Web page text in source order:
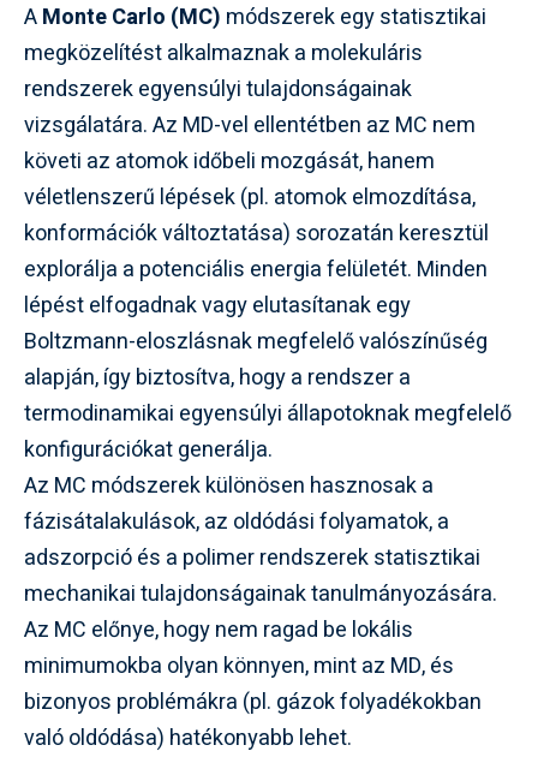
AMonte Carlo (MC) módszerek egy statisztikai
megközelítést alkalmaznak a molekuláris
rendszerek egyensúlyi tulajdonságainak
vizsgálatára. Az MD-vel ellentétben az MC nem
követi az atomok időbeli mozgását, hanem
véletlenszerű lépések (pl. atomok elmozdítása,
konformációk változtatása) sorozatán keresztül
explorálja a potenciális energia felületét. Minden
lépést elfogadnak vagy elutasítanak egy
Boltzmann-eloszlásnak megfelelő valószínűség
alapján, így biztosítva, hogy a rendszer a
termodinamikai egyensúlyi állapotoknak megfelelő
konfigurációkat generálja.
Az MC módszerek különösen hasznosak a
fázisátalakulások, az oldódási folyamatok, a
adszorpció és a polimer rendszerek statisztikai
mechanikai tulajdonságainak tanulmányozására.
Az MC előnye, hogy nem ragad be lokális
minimumokba olyan könnyen, mint az MD, és
bizonyos problémákra (pl. gázok folyadékokban
való oldódása) hatékonyabb lehet.